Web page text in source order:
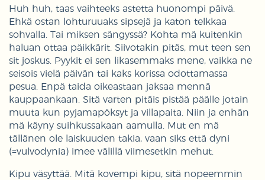
Huh huh, taas vaihteeks astetta huonompi päivä.
Ehkä ostan lohturuuaks sipsejä ja katon telkkaa
sohvalla. Tai miksen sängyssä? Kohta mä kuitenkin
haluan ottaa päikkärit. Siivotakin pitäs, mut teen sen
sit joskus. Pyykit ei sen likasemmaks mene, vaikka ne
seisois vielä päivän tai kaks korissa odottamassa
pesua. Enpä taida oikeastaan jaksaa mennä
kauppaankaan. Sitä varten pitäis pistää päälle jotain
muuta kun pyjamapöksyt ja villapaita. Niin ja enhän
mä käyny suihkussakaan aamulla. Mut en mä
tällänen ole laiskuuden takia, vaan siks että dyni
(=vulvodynia) imee välillä viimesetkin mehut.
Kipu väsyttää. Mitä kovempi kipu, sitä nopeemmin